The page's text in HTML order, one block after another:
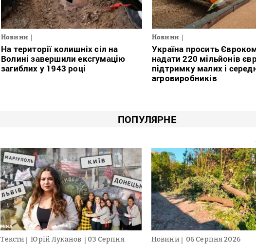
Новини
На території колишніх сіл на
Волині завершили ексгумацію
загиблих у 1943 році
Новини
Україна просить
надати 220 мільйонів
підтримку малих і
агровиробників
ПОПУЛЯРНЕ
Тексти Юрій Луканов
03 Серпня
Новини 06 Серпня 2026